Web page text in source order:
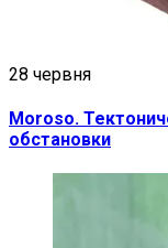
28 червня
Moroso.
обстановки